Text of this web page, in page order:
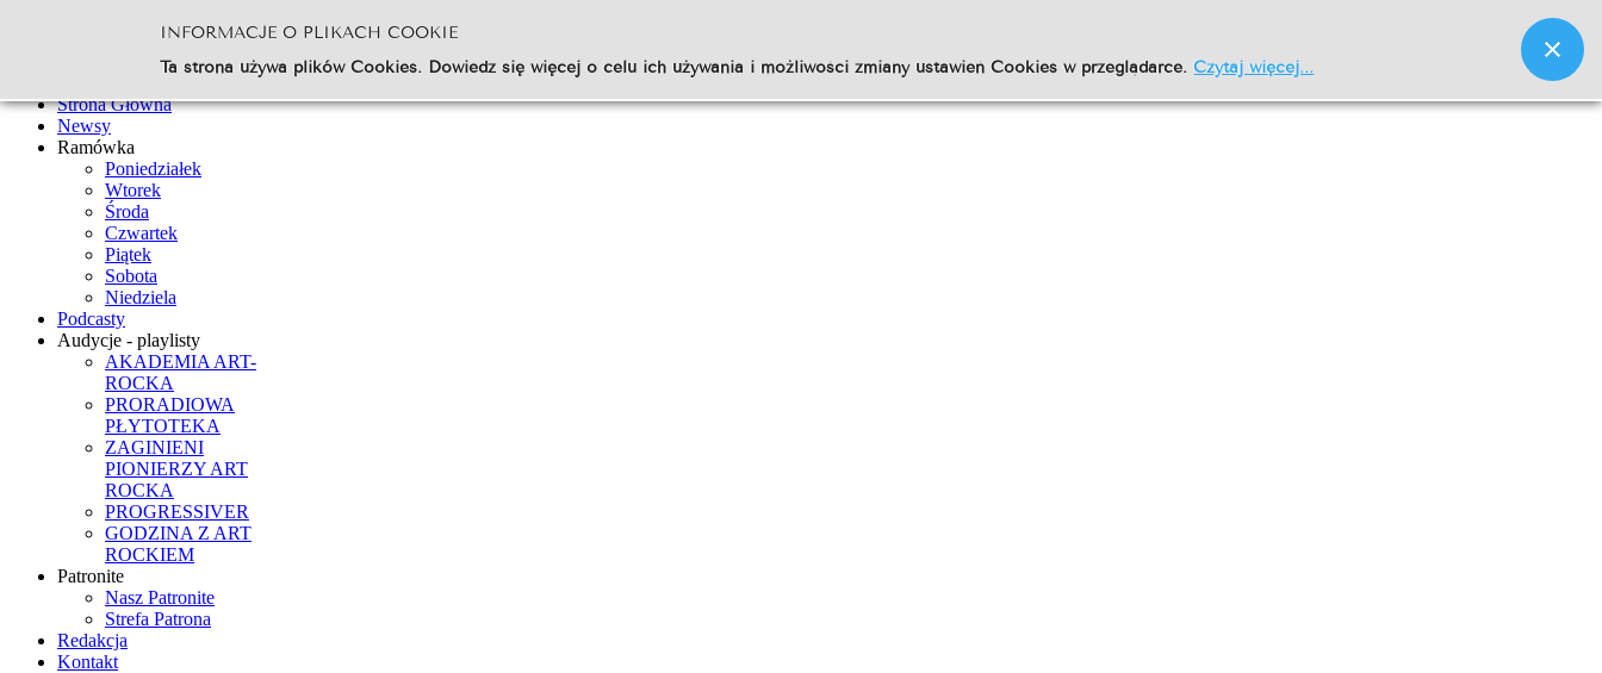
Go
Strona Główna
Newsy
Ramówka
Poniedziałek
Wtorek
Środa
Czwartek
Piątek
Sobota
Niedziela
Podcasty
Audycje - playlisty
AKADEMIA ART-
ROCKA
PRORADIOWA
PŁYTOTEKA
ZAGINIENI
PIONIERZY ART
ROCKA
PROGRESSIVER
GODZINA Z ART
ROCKIEM
Patronite
Nasz Patronite
Strefa Patrona
Redakcja
Kontakt
INFORMACJE O PLIKACH COOKIE
Ta strona używa plików Cookies. Dowiedz się więcej o celu ich używania i możliwości zmiany ustawień Cookies w przeglądarce.Czytaj więcej...